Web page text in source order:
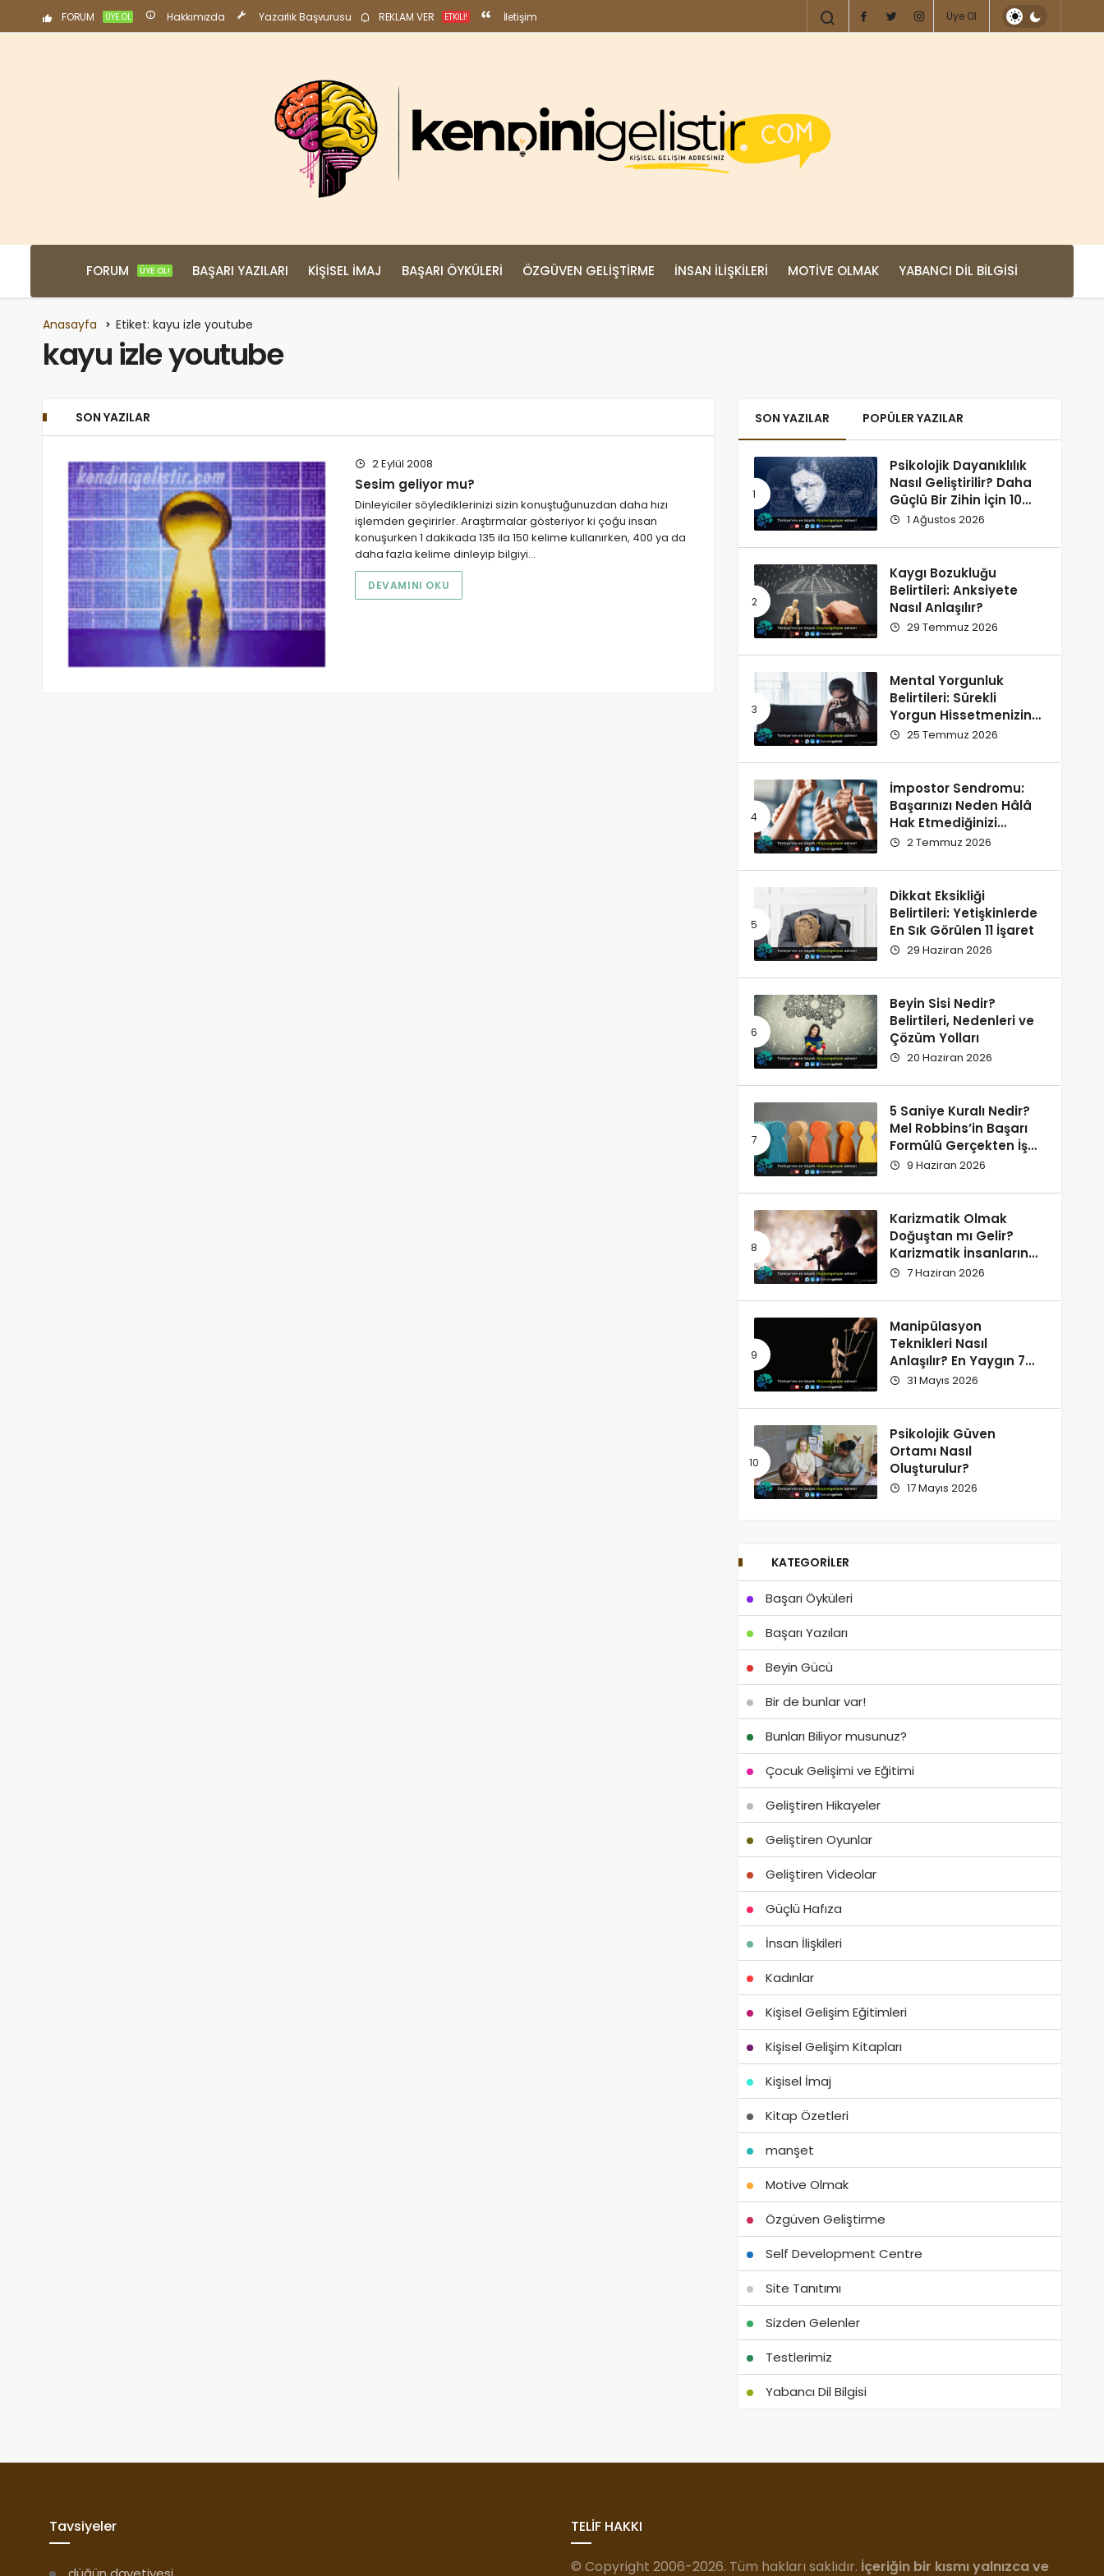
FORUM ÜYE OL Hakkımızda Yazarlık Başvurusu REKLAM VER ETKILI! İletişim Üye Ol
FORUM ÜYE OL! BAŞARI YAZILARI KIŞISEL İMAJ BAŞARI ÖYKÜLERI ÖZGÜVEN GELIŞTIRME İNSAN İLIŞKILERI MOTIVE OLMAK YABANCI DIL BILGISI
Anasayfa Etiket: kayu izle youtube
kayu izle youtube
SON YAZILAR
2 Eylül 2008
Sesim geliyor mu?
Dinleyiciler söylediklerinizi sizin konuştuğunuzdan daha hızı
işlemden geçirirler. Araştırmalar gösteriyor ki çoğu insan
konuşurken 1 dakikada 135 ila 150 kelime kullanırken, 400 ya da
daha fazla kelime dinleyip bilgiyi…
DEVAMINI OKU
SON YAZILAR POPÜLER YAZILAR
Psikolojik Dayanıklılık
Nasıl Geliştirilir? Daha
Güçlü Bir Zihin İçin 10
Alışkanlık
1 Ağustos 2026
Kaygı Bozukluğu
Belirtileri: Anksiyete
Nasıl Anlaşılır?
29 Temmuz 2026
Mental Yorgunluk
Belirtileri: Sürekli
Yorgun Hissetmenizin
12 Olası Nedeni
25 Temmuz 2026
İmpostor Sendromu:
Başarınızı Neden Hâlâ
Hak Etmediğinizi
Düşünüyorsunuz?
2 Temmuz 2026
Dikkat Eksikliği
Belirtileri: Yetişkinlerde
En Sık Görülen 11 İşaret
29 Haziran 2026
Beyin Sisi Nedir?
Belirtileri, Nedenleri ve
Çözüm Yolları
20 Haziran 2026
5 Saniye Kuralı Nedir?
Mel Robbins’in Başarı
Formülü Gerçekten İşe
Yarıyor
9 Haziran 2026
Karizmatik Olmak
Doğuştan mı Gelir?
Karizmatik İnsanların
Ortak Özellikleri
7 Haziran 2026
Manipülasyon
Teknikleri Nasıl
Anlaşılır? En Yaygın 7
İşaret
31 Mayıs 2026
Psikolojik Güven
Ortamı Nasıl
Oluşturulur?
17 Mayıs 2026
KATEGORILER
Başarı Öyküleri
Başarı Yazıları
Beyin Gücü
Bir de bunlar var!
Bunları Biliyor musunuz?
Çocuk Gelişimi ve Eğitimi
Geliştiren Hikayeler
Geliştiren Oyunlar
Geliştiren Videolar
Güçlü Hafıza
İnsan İlişkileri
Kadınlar
Kişisel Gelişim Eğitimleri
Kişisel Gelişim Kitapları
Kişisel İmaj
Kitap Özetleri
manşet
Motive Olmak
Özgüven Geliştirme
Self Development Centre
Site Tanıtımı
Sizden Gelenler
Testlerimiz
Yabancı Dil Bilgisi
Tavsiyeler TELİF HAKKI
© Copyright 2006-2026. Tüm hakları saklıdır. İçeriğin bir kısmı yalnızca ve